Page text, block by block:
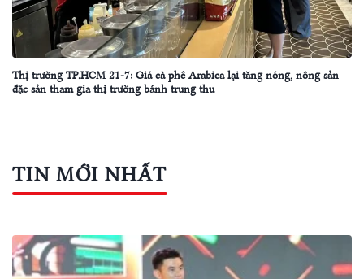
Thị trường TP.HCM 21-7: Giá cà phê Arabica lại tăng nóng, nông sản
đặc sản tham gia thị trường bánh trung thu
TIN MỚI NHẤT